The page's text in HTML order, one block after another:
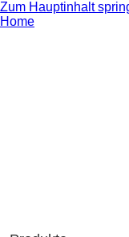
Zum Hauptinhalt
Home